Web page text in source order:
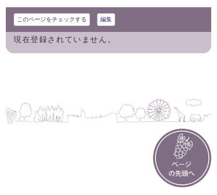
このページをチェックする 編集
現在登録されていません。